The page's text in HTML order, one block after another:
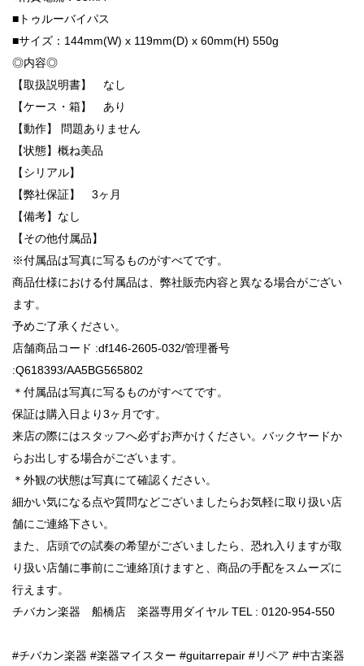
■トゥルーバイパス
■サイズ：144mm(W) x 119mm(D) x 60mm(H) 550g
◎内容◎
【取扱説明書】 なし
【ケース・箱】 あり
【動作】 問題ありません
【状態】概ね美品
【シリアル】
【弊社保証】 3ヶ月
【備考】なし
【その他付属品】
※付属品は写真に写るものがすべてです。
商品仕様における付属品は、弊社販売内容と異なる場合がござい
ます。
予めご了承ください。
店舗商品コード :df146-2605-032/管理番号
:Q618393/AA5BG565802
＊付属品は写真に写るものがすべてです。
保証は購入日より3ヶ月です。
来店の際にはスタッフへ必ずお声かけください。バックヤードか
らお出しする場合がございます。
＊外観の状態は写真にて確認ください。
細かい気になる点や質問などございましたらお気軽に取り扱い店
舗にご連絡下さい。
また、店頭での試奏の希望がございましたら、恐れ入りますが取
り扱い店舗に事前にご連絡頂けますと、商品の手配をスムーズに
行えます。
チバカン楽器 船橋店 楽器専用ダイヤル TEL : 0120-954-550
#チバカン楽器 #楽器マイスター #guitarrepair #リペア #中古楽器